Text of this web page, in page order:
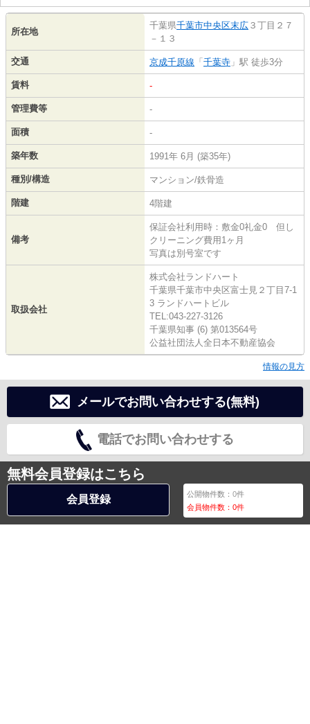
所在地
千葉県千葉市中央区末広 ３丁目２７
－１３
交通 京成千原線 「 千葉寺 」駅 徒歩3分
賃料 -
管理費等 -
面積 -
築年数 1991年 6月 (築35年)
種別/構造 マンション/鉄骨造
階建 4階建
備考
保証会社利用時：敷金0礼金0 但し
クリーニング費用1ヶ月
写真は別号室です
取扱会社
株式会社ランドハート
千葉県千葉市中央区富士見２丁目7-1
3 ランドハートビル
TEL:043-227-3126
千葉県知事 (6) 第013564号
公益社団法人全日本不動産協会
情報の見方
メールでお問い合わせする(無料)
電話でお問い合わせする
無料会員登録はこちら
会員登録 公開物件数：0件
会員物件数：0件